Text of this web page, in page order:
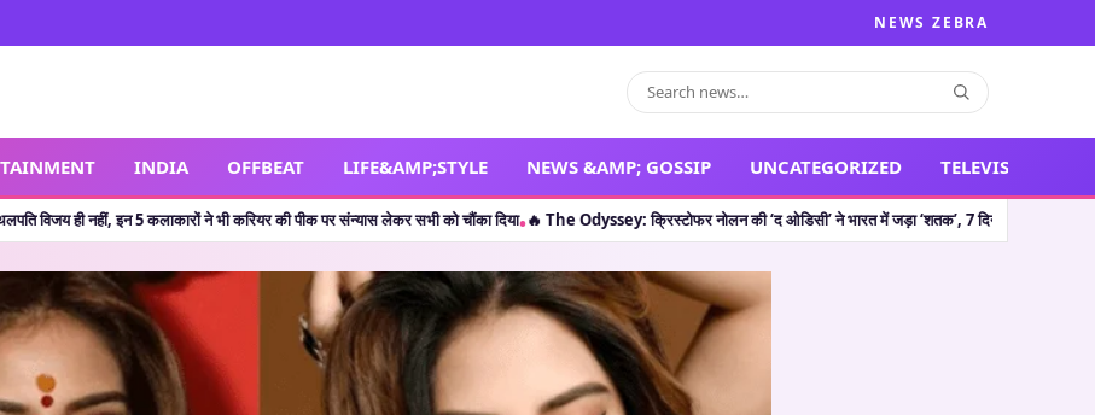
NEWS ZEBRA
INDIA OFFBEAT LIFE&AMP;STYLE NEWS &AMP; GOSSIP UNCATEGORIZED TELEVISION
ने भी करियर की पीक पर संन्यास लेकर सभी को चौंका दिया•🔥 The Odyssey: क्रिस्टोफर नोलन की ‘द ओडिसी’ ने भारत में जड़ा ‘शतक’, 7 दिन बाद भी नहीं थम रहा तूफान, अब कितने